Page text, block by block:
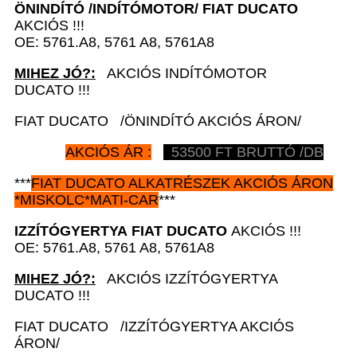
ÖNINDÍTÓ /INDÍTÓMOTOR/ FIAT DUCATO
AKCIÓS !!!
OE: 5761.A8, 5761 A8, 5761A8
MIHEZ JÓ?: AKCIÓS INDÍTÓMOTOR
DUCATO !!!
FIAT DUCATO /ÖNINDÍTÓ AKCIÓS ÁRON/
AKCIÓS ÁR :
53500 FT BRUTTÓ /DB
***FIAT DUCATO ALKATRÉSZEK AKCIÓS ÁRON
*MISKOLC*MATI-CAR***
IZZÍTÓGYERTYA FIAT DUCATO AKCIÓS !!!
OE: 5761.A8, 5761 A8, 5761A8
MIHEZ JÓ?: AKCIÓS IZZÍTÓGYERTYA
DUCATO !!!
FIAT DUCATO /IZZÍTÓGYERTYA AKCIÓS
ÁRON/